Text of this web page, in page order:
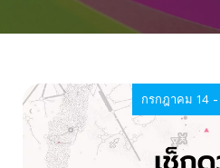
กรกฎาคม 14 -